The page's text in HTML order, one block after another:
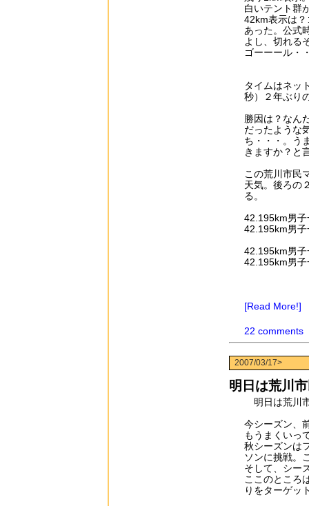
白いテント群
42km表示は
あった。公式
よし、切れる
ゴーーール・
タイムはネッ
秒）２年ぶり
勝因は？なん
だったような
ち・・・。う
きますか？と
この荒川市民
天気。後ろの
る。
42.195km男
42.195km男
42.195km男
42.195km男
[Read More!]
22 comments
2007/03/17>
明日は荒川
明日は荒川
今シーズン、
もうまくいっ
秋シーズンは
ソンに挑戦。
そして、シー
ここのところ
りをターゲッ